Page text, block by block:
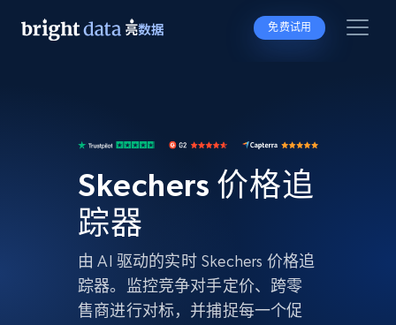
免费试用
Skechers 价格追
踪器
由 AI 驱动的实时 Skechers 价格追
踪器。监控竞争对手定价、跨零
售商进行对标，并捕捉每一个促